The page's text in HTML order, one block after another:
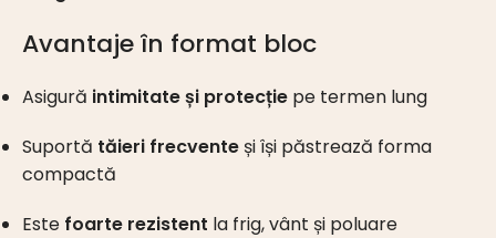
Avantaje în format bloc
Asigură intimitate și protecție pe termen lung
Suportă tăieri frecventeși își păstrează forma
compactă
Este foarte rezistent la frig, vânt și poluare